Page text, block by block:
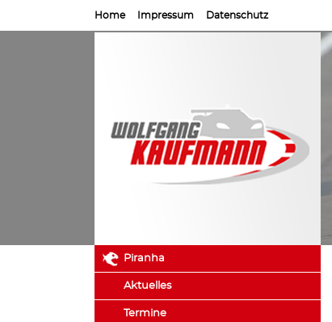
Home Impressum Datenschutz
Piranha
Aktuelles
Termine